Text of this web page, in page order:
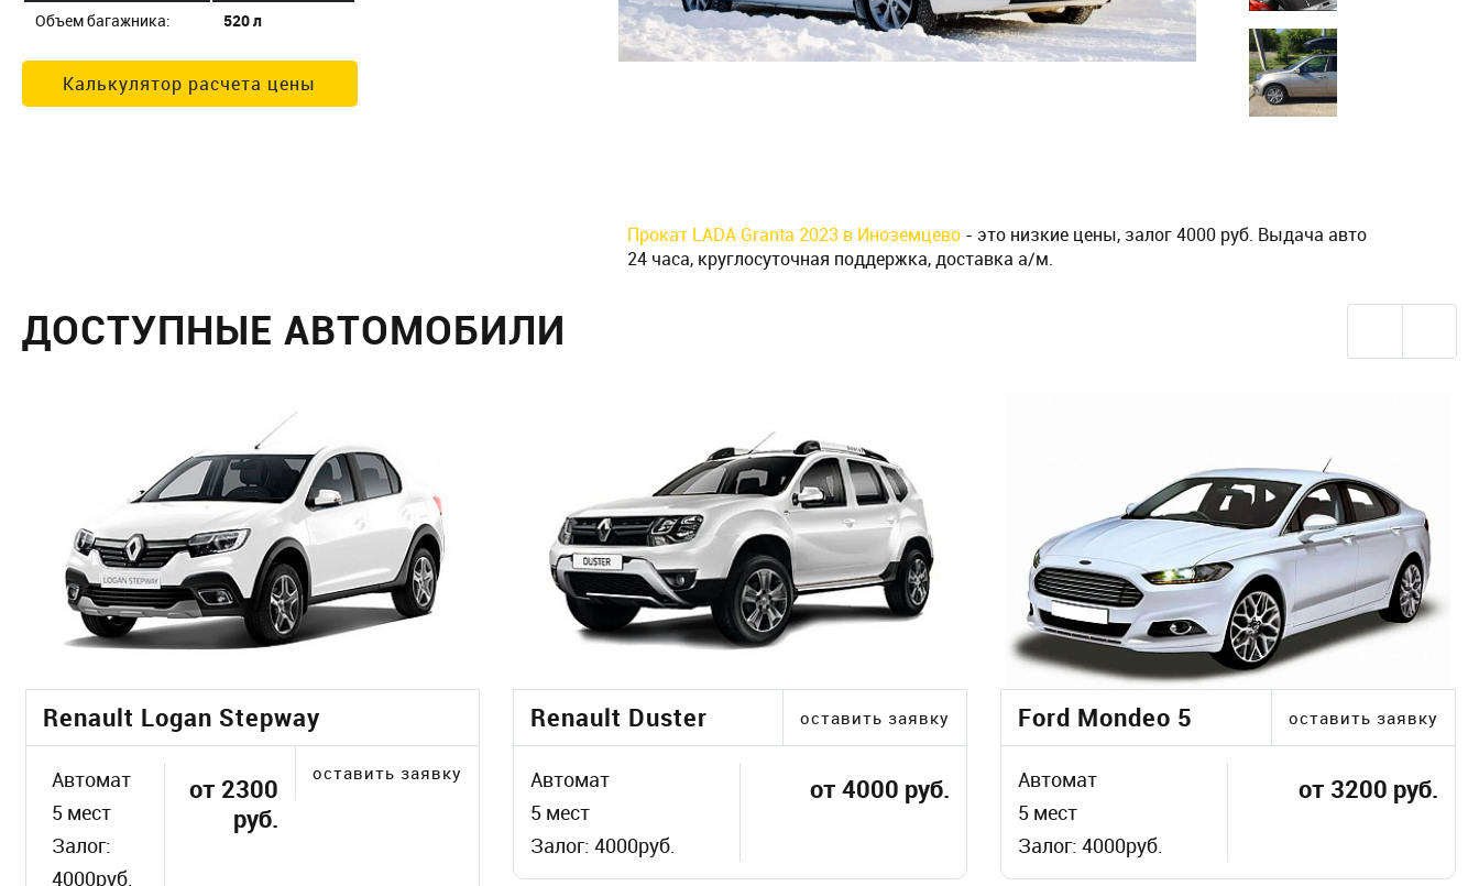
Объем багажника:
520 л
Калькулятор расчета цены
Прокат LADA Granta 2023 в Иноземцево - это низкие цены, залог 4000 руб. Выдача авто
24 часа, круглосуточная поддержка, доставка а/м.
ДОСТУПНЫЕ АВТОМОБИЛИ
Renault Logan Stepway
оставить заявку
Автомат
5 мест
Залог:
4000руб.
от 2300
руб.
Renault Duster оставить заявку
Автомат
5 мест
Залог: 4000руб.
от 4000 руб.
Ford Mondeo 5 оставить заявку
Автомат
5 мест
Залог: 4000руб.
от 3200 руб.